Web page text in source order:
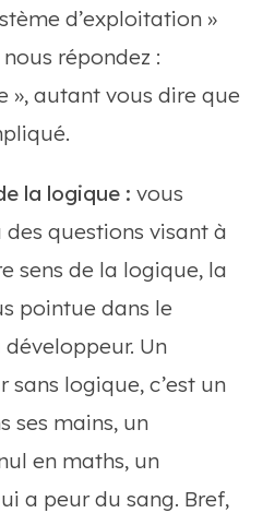
d’exploitation »
répondez :
», autant vous dire que
la logique : vous
des questions visant à
sens de la logique, la
pointue dans le
Un
sans logique, c’est un
ses mains, un
en maths, un
a peur du sang. Bref,